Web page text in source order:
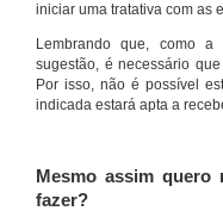
iniciar uma tratativa com as
Lembrando que, como
sugestão, é necessário
Por isso, não é possível
indicada estará apta a
Mesmo assim quero
fazer?